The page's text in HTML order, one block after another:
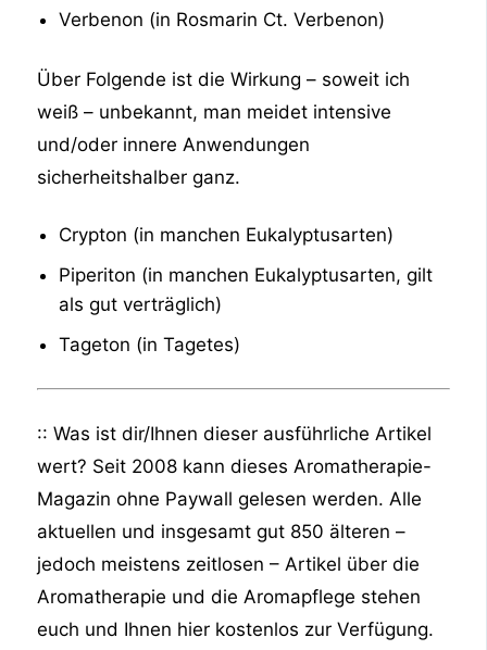
Verbenon (in Rosmarin Ct. Verbenon)
Über Folgende ist die Wirkung – soweit ich
weiß – unbekannt, man meidet intensive
und/oder innere Anwendungen
sicherheitshalber ganz.
Crypton (in manchen Eukalyptusarten)
Piperiton (in manchen Eukalyptusarten, gilt
als gut verträglich)
Tageton (in Tagetes)
:: Was ist dir/Ihnen dieser ausführliche Artikel
wert? Seit 2008 kann dieses Aromatherapie-
Magazin ohne Paywall gelesen werden. Alle
aktuellen und insgesamt gut 850 älteren –
jedoch meistens zeitlosen – Artikel über die
Aromatherapie und die Aromapflege stehen
euch und Ihnen hier kostenlos zur Verfügung.